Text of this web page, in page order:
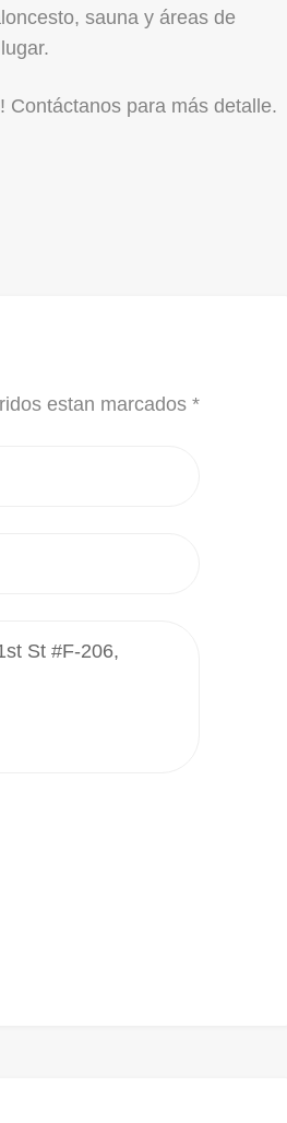
sauna y áreas de
Contáctanos para más detalle.
estan marcados *